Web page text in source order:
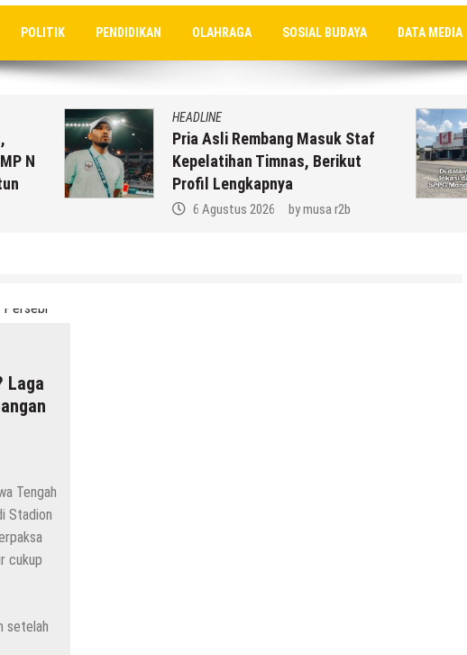
POLITIK PENDIDIKAN OLAHRAGA SOSIAL BUDAYA DATA MEDIA
N
HEADLINE
Pria Asli Rembang Masuk Staf
Kepelatihan Timnas, Berikut
Profil Lengkapnya
6 Agustus 2026 bymusa r2b
Laga
Tengah
Stadion
cukup
setelah